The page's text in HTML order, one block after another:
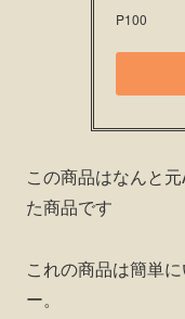
P100
この商品はなんと
た商品です
これの商品は簡単
ー。